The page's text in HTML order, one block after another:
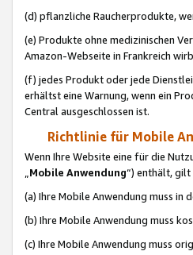
(d) pflanzliche Raucherprodukte,
(e) Produkte ohne medizinischen
Amazon-Webseite in Frankreich
(f) jedes Produkt oder jede
erhältst eine Warnung, wenn ein
Central ausgeschlossen ist.
Richtlinie für Mobile
Wenn Ihre Website eine für die
„Mobile Anwendung“) enthält, gilt
(a) Ihre Mobile Anwendung muss
(b) Ihre Mobile Anwendung muss
(c) Ihre Mobile Anwendung muss